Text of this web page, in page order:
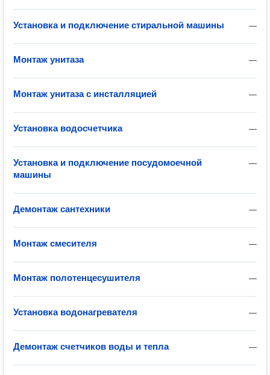
—
Установка и подключение стиральной машины
—
Монтаж унитаза
—
Монтаж унитаза с инсталляцией
—
Установка водосчетчика
—
Установка и подключение посудомоечной
машины
—
Демонтаж сантехники
—
Монтаж смесителя
—
Монтаж полотенцесушителя
—
Установка водонагревателя
—
Демонтаж счетчиков воды и тепла